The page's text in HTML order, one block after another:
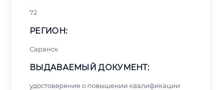
72
РЕГИОН:
Саранск
ВЫДАВАЕМЫЙ ДОКУМЕНТ:
удостоверение о повышении квалификации